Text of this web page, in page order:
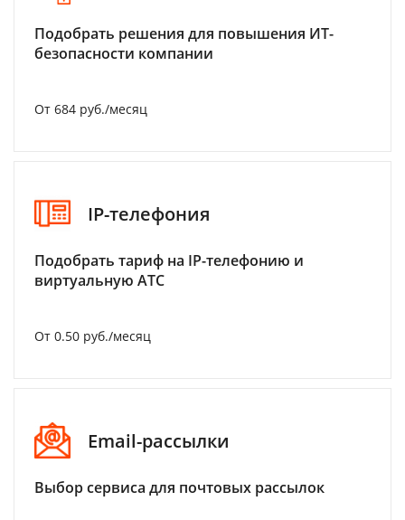
Подобрать решения для повышения ИТ-
безопасности компании
От 684 руб./месяц
IP-телефония
Подобрать тариф на IP-телефонию и
виртуальную АТС
От 0.50 руб./месяц
Email-рассылки
Выбор сервиса для почтовых рассылок